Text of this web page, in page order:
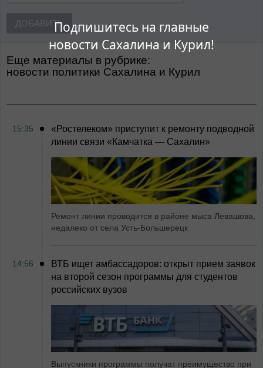
Подпишитесь на главные
новости Сахалина и Курил!
ДОБАВИТЬ
Еще материалы в рубрике:
Новости политики Сахалина и Курил
15:35
«Ростелеком» приступит к ремонту подводной
линии связи «Камчатка ― Сахалин»
Ремонт линии проводится в районе мыса Левашова,
недалеко от села Усть-Большерецк
14:56
ВТБ ищет амбассадоров: открыт прием заявок
на второй сезон программы для студентов
российских вузов
Выпускники программы получат преимущество при